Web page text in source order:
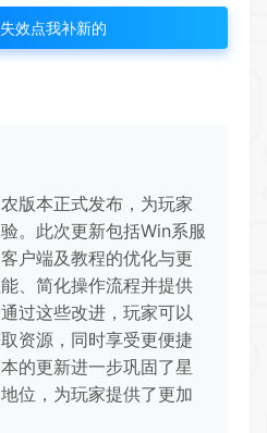
效点我补新的
版本正式发布，为玩家
。此次更新包括Win系服
户端及教程的优化与更
、简化操作流程并提供
过这些改进，玩家可以
资源，同时享受更便捷
的更新进一步巩固了星
位，为玩家提供了更加